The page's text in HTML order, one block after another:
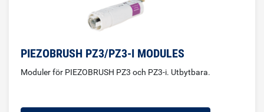
PIEZOBRUSH PZ3/PZ3-I MODULES
Moduler för PIEZOBRUSH PZ3 och PZ3-i. Utbytbara.